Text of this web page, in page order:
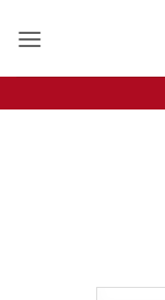
Inhalt